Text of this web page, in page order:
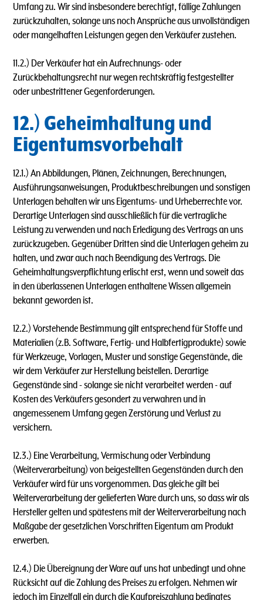
Umfang zu. Wir sind insbesondere berechtigt, fällige Zahlungen
zurückzuhalten, solange uns noch Ansprüche aus unvollständigen
oder mangelhaften Leistungen gegen den Verkäufer zustehen.
11.2.) Der Verkäufer hat ein Aufrechnungs- oder
Zurückbehaltungsrecht nur wegen rechtskräftig festgestellter
oder unbestrittener Gegenforderungen.
12.) Geheimhaltung und
Eigentumsvorbehalt
12.1.) An Abbildungen, Plänen, Zeichnungen, Berechnungen,
Ausführungsanweisungen, Produktbeschreibungen und sonstigen
Unterlagen behalten wir uns Eigentums- und Urheberrechte vor.
Derartige Unterlagen sind ausschließlich für die vertragliche
Leistung zu verwenden und nach Erledigung des Vertrags an uns
zurückzugeben. Gegenüber Dritten sind die Unterlagen geheim zu
halten, und zwar auch nach Beendigung des Vertrags. Die
Geheimhaltungsverpflichtung erlischt erst, wenn und soweit das
in den überlassenen Unterlagen enthaltene Wissen allgemein
bekannt geworden ist.
12.2.) Vorstehende Bestimmung gilt entsprechend für Stoffe und
Materialien (z.B. Software, Fertig- und Halbfertigprodukte) sowie
für Werkzeuge, Vorlagen, Muster und sonstige Gegenstände, die
wir dem Verkäufer zur Herstellung beistellen. Derartige
Gegenstände sind - solange sie nicht verarbeitet werden - auf
Kosten des Verkäufers gesondert zu verwahren und in
angemessenem Umfang gegen Zerstörung und Verlust zu
versichern.
12.3.) Eine Verarbeitung, Vermischung oder Verbindung
(Weiterverarbeitung) von beigestellten Gegenständen durch den
Verkäufer wird für uns vorgenommen. Das gleiche gilt bei
Weiterverarbeitung der gelieferten Ware durch uns, so dass wir als
Hersteller gelten und spätestens mit der Weiterverarbeitung nach
Maßgabe der gesetzlichen Vorschriften Eigentum am Produkt
erwerben.
12.4.) Die Übereignung der Ware auf uns hat unbedingt und ohne
Rücksicht auf die Zahlung des Preises zu erfolgen. Nehmen wir
jedoch im Einzelfall ein durch die Kaufpreiszahlung bedingtes